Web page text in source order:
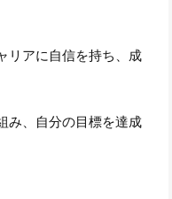
リアに自信を持ち、成
み、自分の目標を達成